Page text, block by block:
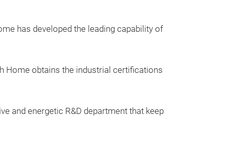
has developed the leading capability of
Home obtains the industrial certifications
and energetic R&D department that keep